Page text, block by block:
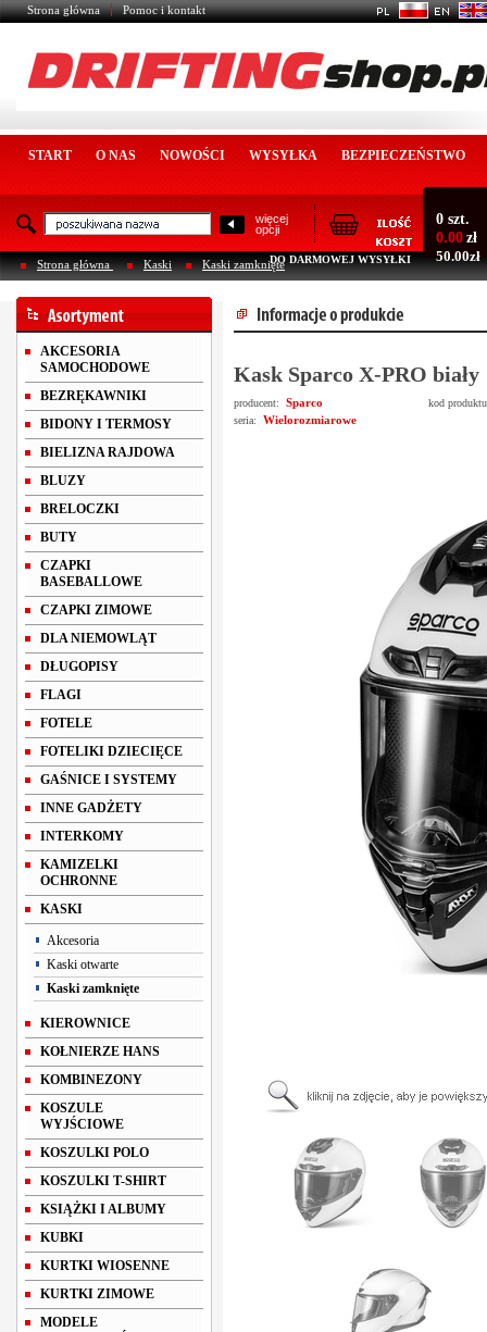
Strona główna Pomoc i kontakt
START O NAS NOWOŚCI WYSYŁKA BEZPIECZEŃSTWO
więcej
opcji
0 szt.
0.00 zł
DO DARMOWEJ WYSYŁKI 50.00zł
Strona główna Kaski Kaski zamknięte
AKCESORIA
SAMOCHODOWE
BEZRĘKAWNIKI
BIDONY I TERMOSY
BIELIZNA RAJDOWA
BLUZY
BRELOCZKI
BUTY
CZAPKI
BASEBALLOWE
CZAPKI ZIMOWE
DLA NIEMOWLĄT
DŁUGOPISY
FLAGI
FOTELE
FOTELIKI DZIECIĘCE
GAŚNICE I SYSTEMY
INNE GADŻETY
INTERKOMY
KAMIZELKI
OCHRONNE
KASKI
Akcesoria
Kaski otwarte
Kaski zamknięte
KIEROWNICE
KOŁNIERZE HANS
KOMBINEZONY
KOSZULE
WYJŚCIOWE
KOSZULKI POLO
KOSZULKI T-SHIRT
KSIĄŻKI I ALBUMY
KUBKI
KURTKI WIOSENNE
KURTKI ZIMOWE
MODELE
Kask Sparco X-PRO biały
producent: Sparco
kod
seria:
Wielorozmiarowe